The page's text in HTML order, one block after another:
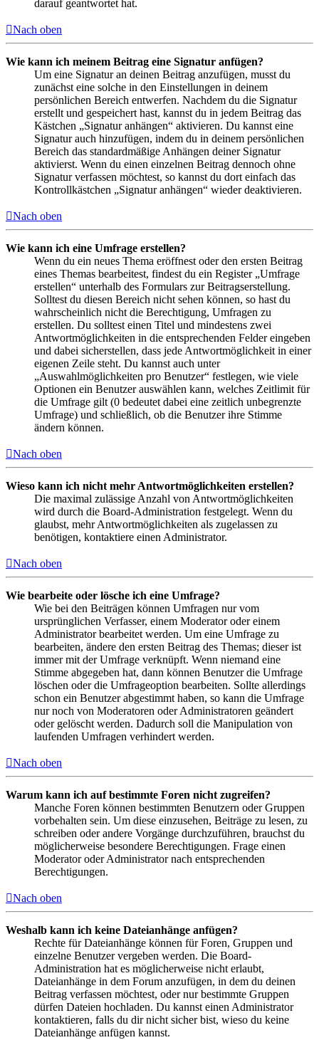
darauf geantwortet hat.
Nach oben
Wie kann ich meinem Beitrag eine Signatur anfügen?
Um eine Signatur an deinen Beitrag anzufügen, musst du
zunächst eine solche in den Einstellungen in deinem
persönlichen Bereich entwerfen. Nachdem du die Signatur
erstellt und gespeichert hast, kannst du in jedem Beitrag das
Kästchen „Signatur anhängen“ aktivieren. Du kannst eine
Signatur auch hinzufügen, indem du in deinem persönlichen
Bereich das standardmäßige Anhängen deiner Signatur
aktivierst. Wenn du einen einzelnen Beitrag dennoch ohne
Signatur verfassen möchtest, so kannst du dort einfach das
Kontrollkästchen „Signatur anhängen“ wieder deaktivieren.
Nach oben
Wie kann ich eine Umfrage erstellen?
Wenn du ein neues Thema eröffnest oder den ersten Beitrag
eines Themas bearbeitest, findest du ein Register „Umfrage
erstellen“ unterhalb des Formulars zur Beitragserstellung.
Solltest du diesen Bereich nicht sehen können, so hast du
wahrscheinlich nicht die Berechtigung, Umfragen zu
erstellen. Du solltest einen Titel und mindestens zwei
Antwortmöglichkeiten in die entsprechenden Felder eingeben
und dabei sicherstellen, dass jede Antwortmöglichkeit in einer
eigenen Zeile steht. Du kannst auch unter
„Auswahlmöglichkeiten pro Benutzer“ festlegen, wie viele
Optionen ein Benutzer auswählen kann, welches Zeitlimit für
die Umfrage gilt (0 bedeutet dabei eine zeitlich unbegrenzte
Umfrage) und schließlich, ob die Benutzer ihre Stimme
ändern können.
Nach oben
Wieso kann ich nicht mehr Antwortmöglichkeiten erstellen?
Die maximal zulässige Anzahl von Antwortmöglichkeiten
wird durch die Board-Administration festgelegt. Wenn du
glaubst, mehr Antwortmöglichkeiten als zugelassen zu
benötigen, kontaktiere einen Administrator.
Nach oben
Wie bearbeite oder lösche ich eine Umfrage?
Wie bei den Beiträgen können Umfragen nur vom
ursprünglichen Verfasser, einem Moderator oder einem
Administrator bearbeitet werden. Um eine Umfrage zu
bearbeiten, ändere den ersten Beitrag des Themas; dieser ist
immer mit der Umfrage verknüpft. Wenn niemand eine
Stimme abgegeben hat, dann können Benutzer die Umfrage
löschen oder die Umfrageoption bearbeiten. Sollte allerdings
schon ein Benutzer abgestimmt haben, so kann die Umfrage
nur noch von Moderatoren oder Administratoren geändert
oder gelöscht werden. Dadurch soll die Manipulation von
laufenden Umfragen verhindert werden.
Nach oben
Warum kann ich auf bestimmte Foren nicht zugreifen?
Manche Foren können bestimmten Benutzern oder Gruppen
vorbehalten sein. Um diese einzusehen, Beiträge zu lesen, zu
schreiben oder andere Vorgänge durchzuführen, brauchst du
möglicherweise besondere Berechtigungen. Frage einen
Moderator oder Administrator nach entsprechenden
Berechtigungen.
Nach oben
Weshalb kann ich keine Dateianhänge anfügen?
Rechte für Dateianhänge können für Foren, Gruppen und
einzelne Benutzer vergeben werden. Die Board-
Administration hat es möglicherweise nicht erlaubt,
Dateianhänge in dem Forum anzufügen, in dem du deinen
Beitrag verfassen möchtest, oder nur bestimmte Gruppen
dürfen Dateien hochladen. Du kannst einen Administrator
kontaktieren, falls du dir nicht sicher bist, wieso du keine
Dateianhänge anfügen kannst.